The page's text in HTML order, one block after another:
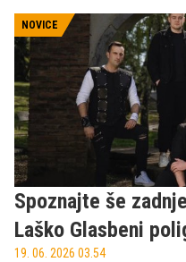
pripravite na odkrit
NOVICE
Spoznajte še
Laško Glasbeni
19. 06. 2026 03.54